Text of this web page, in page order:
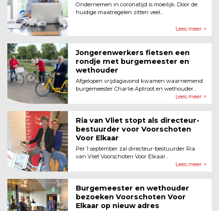
Ondernemen in coronatijd is moeilijk. Door de
huidige maatregelen zitten veel...
Lees meer >
Jongerenwerkers fietsen een
rondje met burgemeester en
wethouder
Afgelopen vrijdagavond kwamen waarnemend
burgemeester Charlie Aptroot en wethouder...
Lees meer >
Ria van Vliet stopt als directeur-
bestuurder voor Voorschoten
Voor Elkaar
Per 1 september zal directeur-bestuurder Ria
van Vliet Voorschoten Voor Elkaar...
Lees meer >
Burgemeester en wethouder
bezoeken Voorschoten Voor
Elkaar op nieuw adres